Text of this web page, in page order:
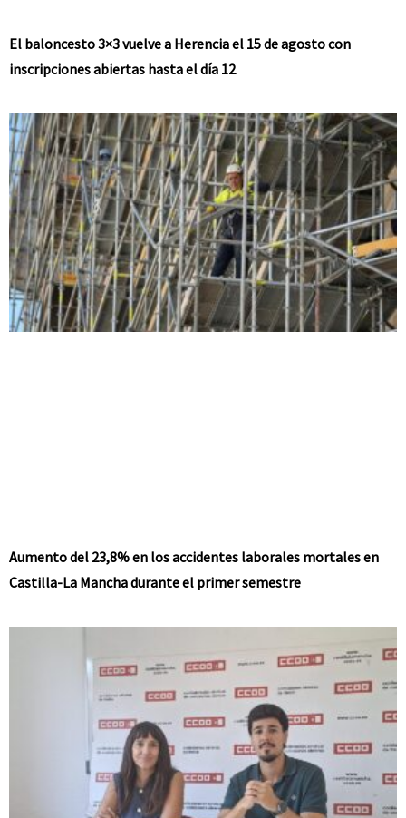
El baloncesto 3×3 vuelve a Herencia el 15 de agosto con
inscripciones abiertas hasta el día 12
Aumento del 23,8% en los accidentes laborales mortales en
Castilla-La Mancha durante el primer semestre